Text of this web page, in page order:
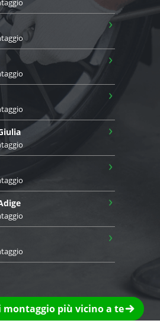
›
›
›
›
›
›
›
montaggio più vicino a te